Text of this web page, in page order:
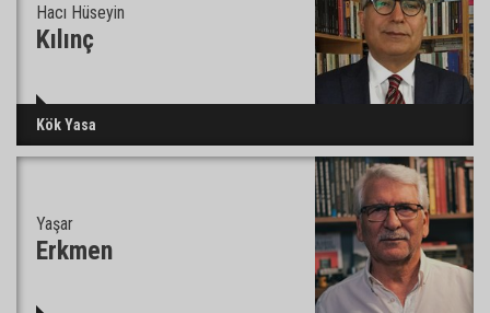
Yeni Parti Çukurova kurucu ilçe başkanı Ümit Arif
Başkan Ali Bedrettin Karataş’tan sahiller için
Hacı Hüseyin
Kılınç
Kök Yasa
Yaşar
Erkmen